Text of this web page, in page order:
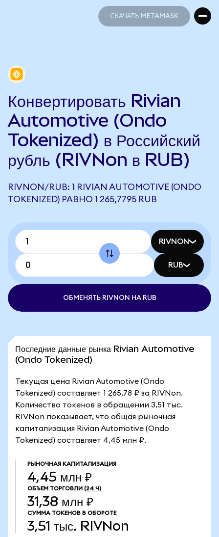
СКАЧАТЬ METAMASK
Конвертировать Rivian
Automotive (Ondo
Tokenized) в Российский
рубль (RIVNon в RUB)
RIVNON/RUB: 1 RIVIAN AUTOMOTIVE (ONDO
TOKENIZED) РАВНО 1 265,7795 RUB
RIVNON
RUB
ОБМЕНЯТЬ RIVNON НА RUB
Последние данные рынка Rivian Automotive
(Ondo Tokenized)
Текущая цена Rivian Automotive (Ondo
Tokenized) составляет 1 265,78 ₽ за RIVNon.
Количество токенов в обращении 3,51 тыс.
RIVNon показывает, что общая рыночная
капитализация Rivian Automotive (Ondo
Tokenized) составляет 4,45 млн ₽.
РЫНОЧНАЯ КАПИТАЛИЗАЦИЯ
4,45 млн ₽
ОБЪЕМ ТОРГОВЛИ (24 Ч)
31,38 млн ₽
СУММА ТОКЕНОВ В ОБОРОТЕ
3,51 тыс. RIVNon